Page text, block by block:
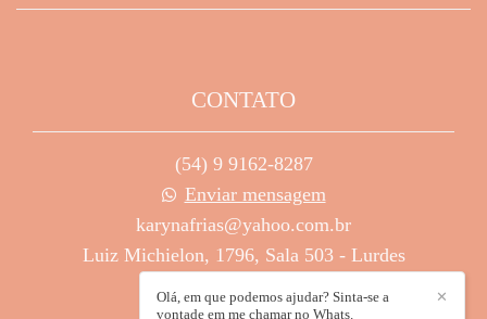
CONTATO
(54) 9 9162-8287
Enviar mensagem
karynafrias@yahoo.com.br
Luiz Michielon, 1796, Sala 503 - Lurdes
✕
Olá, em que podemos ajudar? Sinta-se a
vontade em me chamar no Whats.